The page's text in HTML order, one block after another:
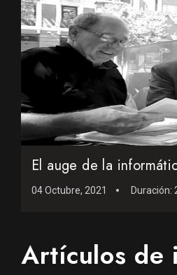
04 Octubre, 2021 Duración:
Artículos de